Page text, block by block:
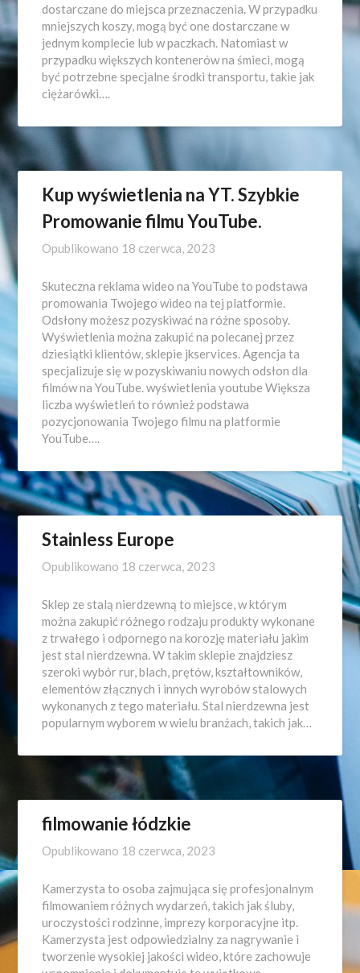
dostarczane do miejsca przeznaczenia. W przypadku
mniejszych koszy, mogą być one dostarczane w
jednym komplecie lub w paczkach. Natomiast w
przypadku większych kontenerów na śmieci, mogą
być potrzebne specjalne środki transportu, takie jak
ciężarówki….
Kup wyświetlenia na YT. Szybkie
Promowanie filmu YouTube.
Opublikowano 18 czerwca, 2023
Skuteczna reklama wideo na YouTube to podstawa
promowania Twojego wideo na tej platformie.
Odsłony możesz pozyskiwać na różne sposoby.
Wyświetlenia można zakupić na polecanej przez
dziesiątki klientów, sklepie jkservices. Agencja ta
specjalizuje się w pozyskiwaniu nowych odsłon dla
filmów na YouTube. wyświetlenia youtube Większa
liczba wyświetleń to również podstawa
pozycjonowania Twojego filmu na platformie
YouTube….
Stainless Europe
Opublikowano 18 czerwca, 2023
Sklep ze stalą nierdzewną to miejsce, w którym
można zakupić różnego rodzaju produkty wykonane
z trwałego i odpornego na korozję materiału jakim
jest stal nierdzewna. W takim sklepie znajdziesz
szeroki wybór rur, blach, prętów, kształtowników,
elementów złącznych i innych wyrobów stalowych
wykonanych z tego materiału. Stal nierdzewna jest
popularnym wyborem w wielu branżach, takich jak…
filmowanie łódzkie
Opublikowano 18 czerwca, 2023
Kamerzysta to osoba zajmująca się profesjonalnym
filmowaniem różnych wydarzeń, takich jak śluby,
uroczystości rodzinne, imprezy korporacyjne itp.
Kamerzysta jest odpowiedzialny za nagrywanie i
tworzenie wysokiej jakości wideo, które zachowuje